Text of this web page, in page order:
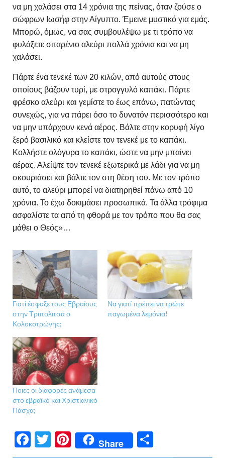
να μη χαλάσει στα 14 χρόνια της πείνας, όταν ζούσε ο
σώφρων Ιωσήφ στην Αίγυπτο. Έμεινε μυστικό για εμάς.
Μπορώ, όμως, να σας συμβουλέψω με τι τρόπο να
φυλάξετε σιταρένιο αλεύρι πολλά χρόνια και να μη
χαλάσει.
Πάρτε ένα τενεκέ των 20 κιλών, από αυτούς στους
οποίους βάζουν τυρί, με στρογγυλό καπάκι. Πάρτε
φρέσκο αλεύρι και γεμίστε το έως επάνω, πατώντας
συνεχώς, για να πάρει όσο το δυνατόν περισσότερο και
να μην υπάρχουν κενά αέρος. Βάλτε στην κορυφή λίγο
ξερό βασιλικό και κλείστε τον τενεκέ με το καπάκι.
Κολλήστε ολόγυρα το καπάκι, ώστε να μην μπαίνει
αέρας. Αλείψτε τον τενεκέ εξωτερικά με λάδι για να μη
σκουριάσει και βάλτε τον στη θέση του. Με τον τρόπο
αυτό, το αλεύρι μπορεί να διατηρηθεί πάνω από 10
χρόνια. Το έχω δοκιμάσει προσωπικά. Τα άλλα τρόφιμα
ασφαλίστε τα από τη φθορά με τον τρόπο που θα σας
μάθει ο Θεός»…
Γιατί έσφαξε τους Εβραίους
στην Τριπολιτσά ο
Κολοκοτρώνης;
Να γιατί πρέπει να τρώτε
παγωμένα λεμόνια!
Ποιες οι διαφορές ανάμεσα
στο εβραϊκό και Χριστιανικό
Πάσχα;
F
T
Pi
Share